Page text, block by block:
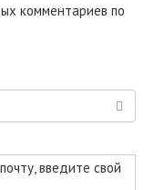
комментариев по
введите свой